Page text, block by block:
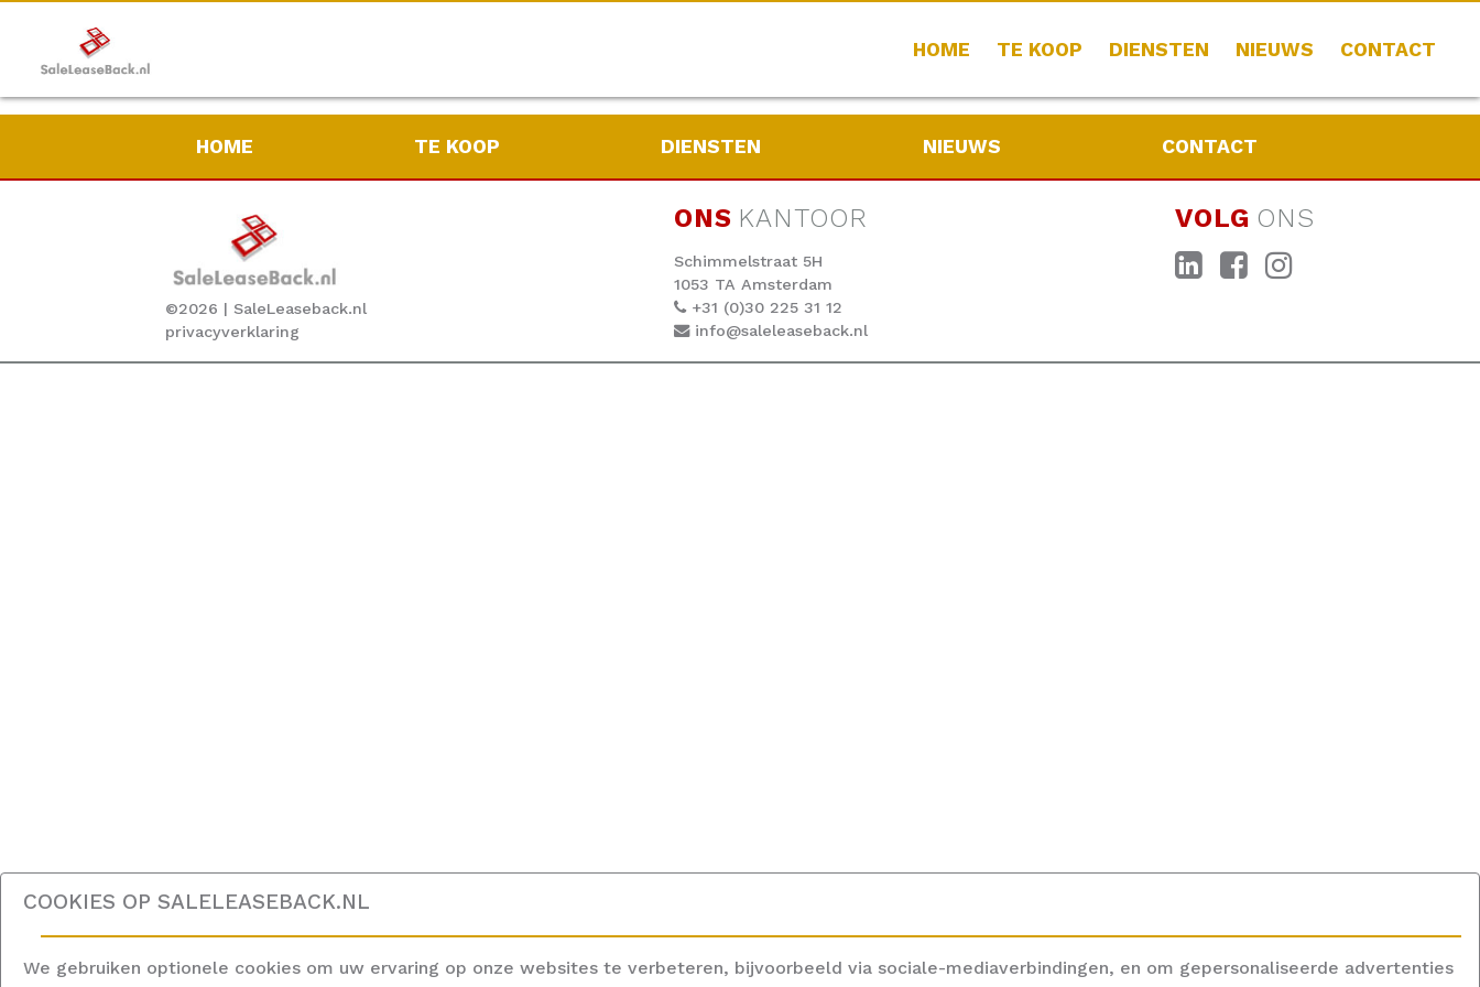
COOKIES OP SALELEASEBACK.NL
We gebruiken optionele cookies om uw ervaring op onze websites te verbeteren, bijvoorbeeld via sociale-mediaverbindingen, en om gepersonaliseerde advertenties
HOME TE KOOP DIENSTEN NIEUWS CONTACT
HOME TE KOOP DIENSTEN NIEUWS CONTACT
©2026 | SaleLeaseback.nl
privacyverklaring
ONS KANTOOR
Schimmelstraat 5H
1053 TA Amsterdam
+31 (0)30 225 31 12
info@saleleaseback.nl
VOLG ONS